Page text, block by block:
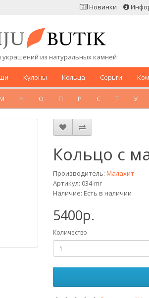
Новинки
украшений из натуральных камней
Кулоны Кольца Серьги
Н О П Р С Т У
Кольцо с
Производитель: Малахит
Артикул: 034-mr
Наличие: Есть в наличии
5400р.
Количество